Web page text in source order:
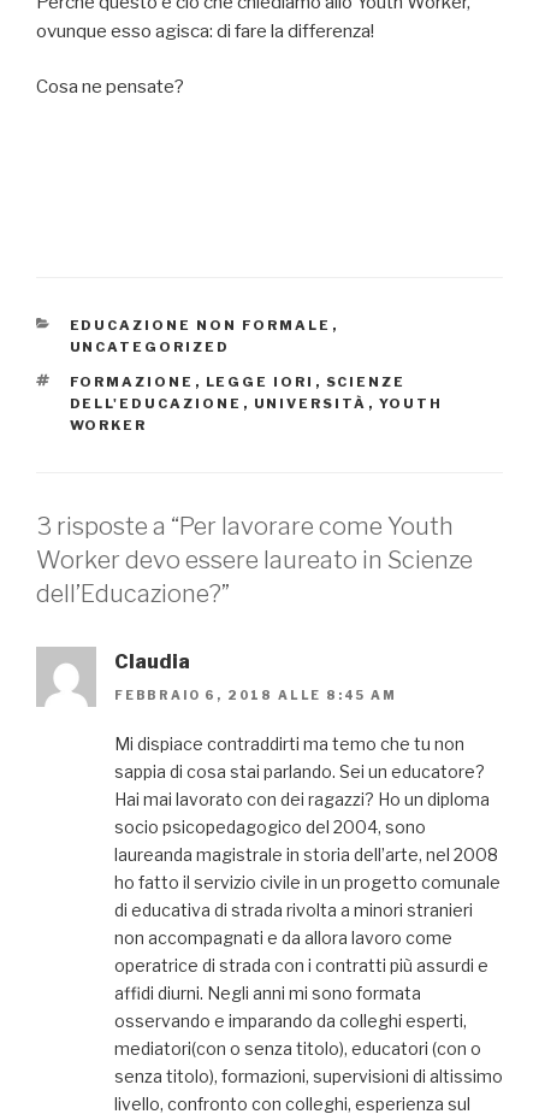
ovunque esso agisca: di fare la differenza!
Cosa ne pensate?
CATEGORIE
EDUCAZIONE NON FORMALE ,
UNCATEGORIZED
TAG
FORMAZIONE , LEGGE IORI , SCIENZE
DELL'EDUCAZIONE , UNIVERSITÀ , YOUTH
WORKER
3 risposte a “Per lavorare come Youth
Worker devo essere laureato in Scienze
dell’Educazione?”
Claudia
FEBBRAIO 6, 2018 ALLE 8:45 AM
Mi dispiace contraddirti ma temo che tu non
sappia di cosa stai parlando. Sei un educatore?
Hai mai lavorato con dei ragazzi? Ho un diploma
socio psicopedagogico del 2004, sono
laureanda magistrale in storia dell’arte, nel 2008
ho fatto il servizio civile in un progetto comunale
di educativa di strada rivolta a minori stranieri
non accompagnati e da allora lavoro come
operatrice di strada con i contratti più assurdi e
affidi diurni. Negli anni mi sono formata
osservando e imparando da colleghi esperti,
mediatori(con o senza titolo), educatori (con o
senza titolo), formazioni, supervisioni di altissimo
livello, confronto con colleghi, esperienza sul